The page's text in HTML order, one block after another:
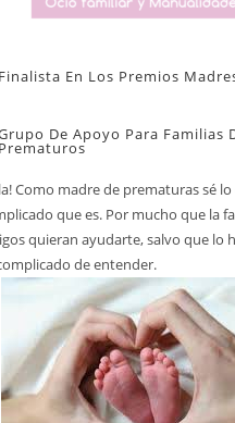
Finalista En Los Premios
De Apoyo Para Familias
Prematuros
Como madre de prematuras sé
que es. Por mucho que la
quieran ayudarte, salvo que lo
de entender.